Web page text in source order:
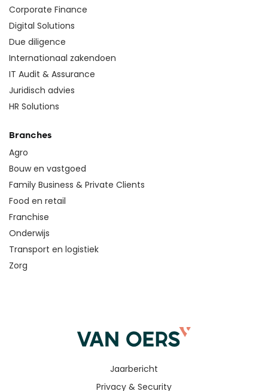
Corporate Finance
Digital Solutions
Due diligence
Internationaal zakendoen
IT Audit & Assurance
Juridisch advies
HR Solutions
Branches
Agro
Bouw en vastgoed
Family Business & Private Clients
Food en retail
Franchise
Onderwijs
Transport en logistiek
Zorg
Privacy & Security
Jaarbericht